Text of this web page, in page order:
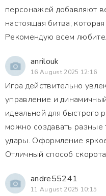
персонажей добавляют
настоящая битва,
Рекомендую всем
anrilouk
16 August 2025 12:16
Игра действительно
управление и
идеальной для быстрого
можно создавать
удары. Оформление
Отличный способ
andre55241
11 August 2025 10:15